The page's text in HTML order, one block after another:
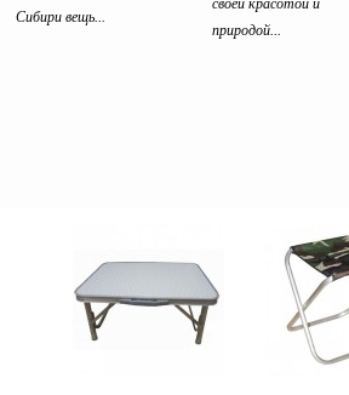
Сибири вещь...
природой...